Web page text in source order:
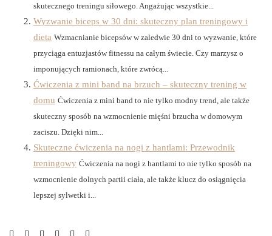
skutecznego treningu siłowego. Angażując wszystkie...
Wyzwanie biceps w 30 dni: skuteczny plan treningowy i
dieta Wzmacnianie bicepsów w zaledwie 30 dni to wyzwanie, które
przyciąga entuzjastów fitnessu na całym świecie. Czy marzysz o
imponujących ramionach, które zwrócą...
Ćwiczenia z mini band na brzuch – skuteczny trening w
domu Ćwiczenia z mini band to nie tylko modny trend, ale także
skuteczny sposób na wzmocnienie mięśni brzucha w domowym
zaciszu. Dzięki nim...
Skuteczne ćwiczenia na nogi z hantlami: Przewodnik
treningowy Ćwiczenia na nogi z hantlami to nie tylko sposób na
wzmocnienie dolnych partii ciała, ale także klucz do osiągnięcia
lepszej sylwetki i...